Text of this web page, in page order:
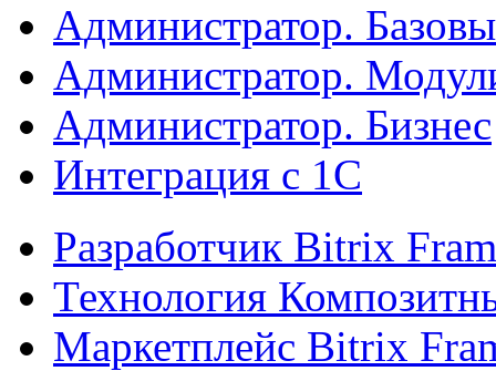
Администратор.
Администратор.
Администратор. Бизнес
Интеграция с 1С
Разработчик Bitrix
Технология
Маркетплейс Bitrix